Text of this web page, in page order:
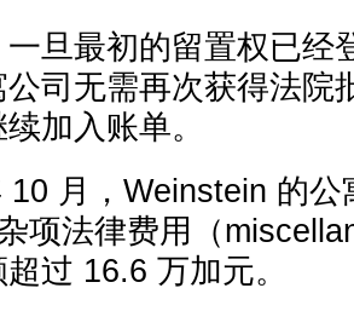
旦最初的留置权已经
司无需再次获得法院
加入账单。
10 月，Weinstein 的公
项法律费用（
过 16.6 万加元。